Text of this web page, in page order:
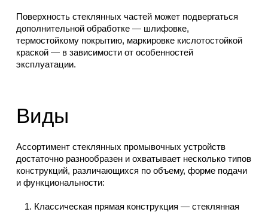
Поверхность стеклянных частей может подвергаться
дополнительной обработке — шлифовке,
термостойкому покрытию, маркировке кислотостойкой
краской — в зависимости от особенностей
эксплуатации.
Виды
Ассортимент стеклянных промывочных устройств
достаточно разнообразен и охватывает несколько типов
конструкций, различающихся по объему, форме подачи
и функциональности:
Классическая прямая конструкция — стеклянная